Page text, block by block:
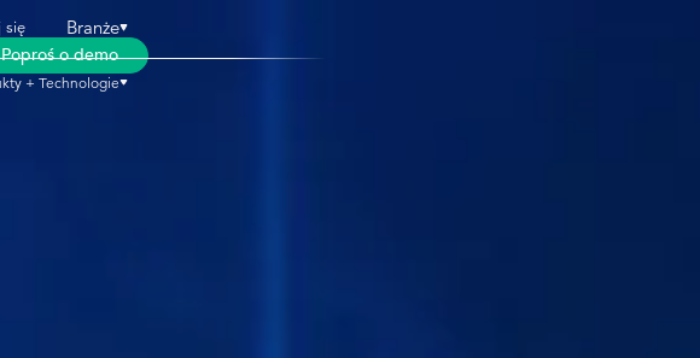
się
Poproś o demo
Branże
+ Technologie